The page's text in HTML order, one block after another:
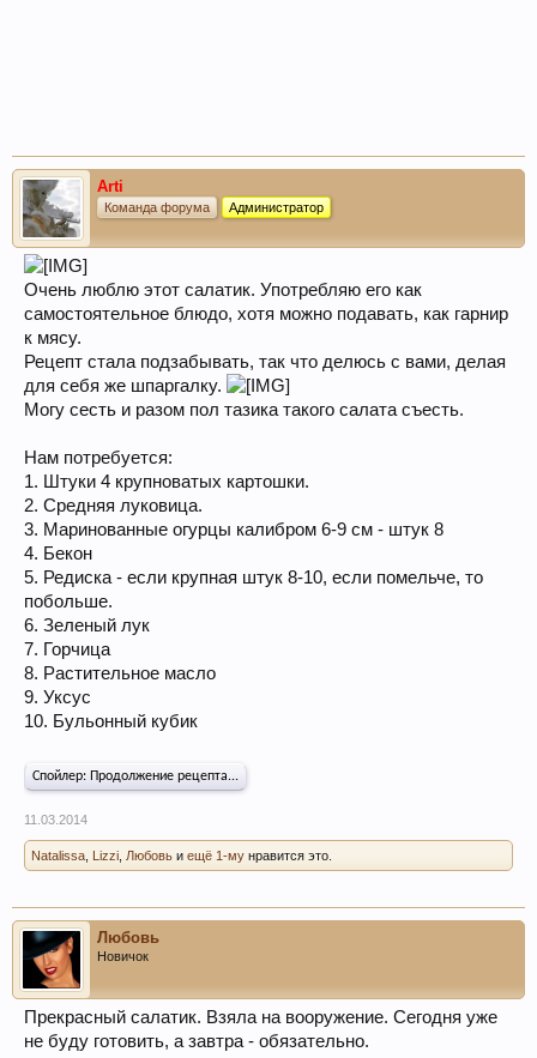
Arti
Команда форума Администратор
Очень люблю этот салатик. Употребляю его как
самостоятельное блюдо, хотя можно подавать, как гарнир
к мясу.
Рецепт стала подзабывать, так что делюсь с вами, делая
для себя же шпаргалку.
Могу сесть и разом пол тазика такого салата съесть.
Нам потребуется:
1. Штуки 4 крупноватых картошки.
2. Средняя луковица.
3. Маринованные огурцы калибром 6-9 см - штук 8
4. Бекон
5. Редиска - если крупная штук 8-10, если помельче, то
побольше.
6. Зеленый лук
7. Горчица
8. Растительное масло
9. Уксус
10. Бульонный кубик
Спойлер: Продолжение рецепта...
11.03.2014
Natalissa Lizzi Любовь и ещё 1-му нравится это.
Любовь
Новичок
Прекрасный салатик. Взяла на вооружение. Сегодня уже
не буду готовить, а завтра - обязательно.